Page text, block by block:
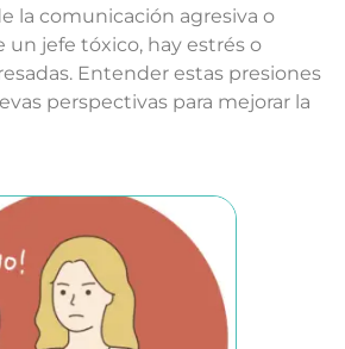
la comunicación agresiva o
un jefe tóxico, hay estrés o
Entender estas presiones
perspectivas para mejorar la